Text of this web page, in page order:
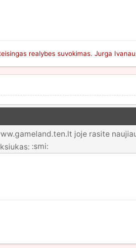
realybes suvokimas. Jurga
joje rasite
:smi: